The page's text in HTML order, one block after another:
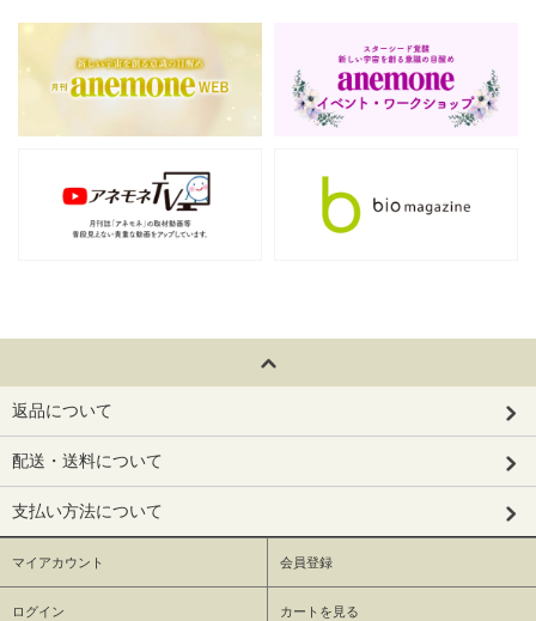
返品について
配送・送料について
支払い方法について
マイアカウント 会員登録
ログイン カートを見る